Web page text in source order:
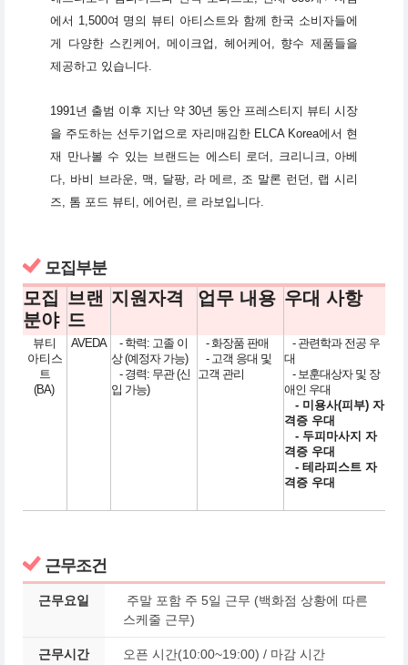
에서 1,500여 명의 뷰티 아티스트와 함께 한국 소비자들에
게 다양한 스킨케어, 메이크업, 헤어케어, 향수 제품들을
제공하고 있습니다.
1991년 출범 이후 지난 약 30년 동안 프레스티지 뷰티 시장
을 주도하는 선두기업으로 자리매김한 ELCA Korea에서 현
재 만나볼 수 있는 브랜드는 에스티 로더, 크리니크, 아베
다, 바비 브라운, 맥, 달팡, 라 메르, 조 말론 런던, 랩 시리
즈, 톰 포드 뷰티, 에어린, 르 라보입니다.
모집부분
모집
분야
브랜
드
지원자격 업무 내용 우대 사항
뷰티
아티스
트
(BA)
AVEDA
- 학력: 고졸 이
상 (예정자 가능)
- 경력: 무관 (신
입 가능)
- 화장품 판매
- 고객 응대 및
고객 관리
- 관련학과 전공 우
대
- 보훈대상자 및 장
애인 우대
- 미용사(피부) 자
격증 우대
- 두피마사지 자
격증 우대
- 테라피스트 자
격증 우대
근무조건
근무요일
주말 포함 주 5일 근무 (백화점 상황에 따른
스케줄 근무)
근무시간
오픈 시간(10:00~19:00) / 마감 시간